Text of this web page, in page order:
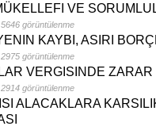
VE
görüntülenme
KAYBI, ASIRI
görüntülenme
VERGISINDE
görüntülenme
ALACAKLARA